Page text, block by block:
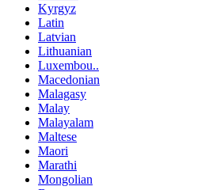
Kyrgyz
Latin
Latvian
Lithuanian
Luxembou..
Macedonian
Malagasy
Malay
Malayalam
Maltese
Maori
Marathi
Mongolian